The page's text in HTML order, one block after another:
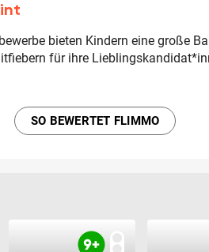
bieten Kindern eine große
für ihre
SO BEWERTET FLIMMO